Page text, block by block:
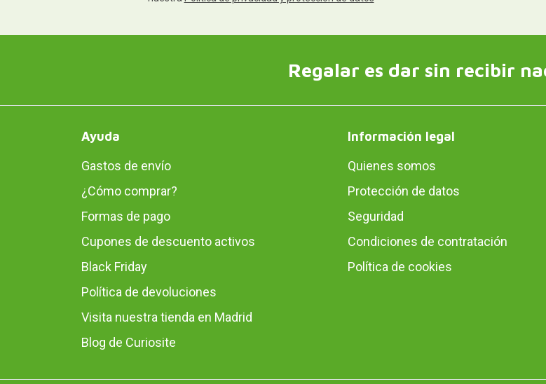
Regalar es dar sin recibir
Ayuda
Gastos de envío
¿Cómo comprar?
Formas de pago
Cupones de descuento activos
Black Friday
Política de devoluciones
Visita nuestra tienda en Madrid
Blog de Curiosite
Información legal
Quienes somos
Protección de datos
Seguridad
Condiciones de contratación
Política de cookies